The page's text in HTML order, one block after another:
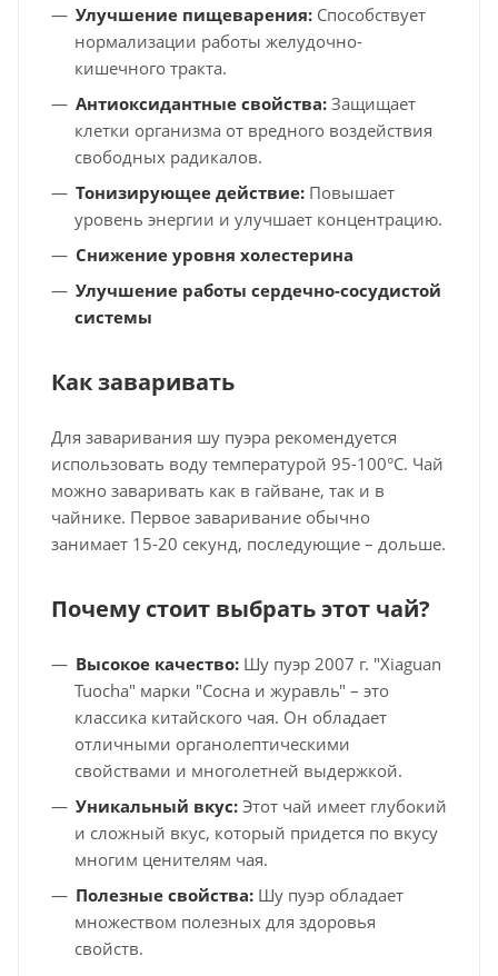
Улучшение пищеварения: Способствует
нормализации работы желудочно-
кишечного тракта.
Антиоксидантные свойства: Защищает
клетки организма от вредного воздействия
свободных радикалов.
Тонизирующее действие: Повышает
уровень энергии и улучшает концентрацию.
Снижение уровня холестерина
Улучшение работы сердечно-сосудистой
системы
Как заваривать
Для заваривания шу пуэра рекомендуется
использовать воду температурой 95-100°C. Чай
можно заваривать как в гайване, так и в
чайнике. Первое заваривание обычно
занимает 15-20 секунд, последующие – дольше.
Почему стоит выбрать этот чай?
Высокое качество: Шу пуэр 2007 г. "Xiaguan
Tuocha" марки "Сосна и журавль" – это
классика китайского чая. Он обладает
отличными органолептическими
свойствами и многолетней выдержкой.
Уникальный вкус: Этот чай имеет глубокий
и сложный вкус, который придется по вкусу
многим ценителям чая.
Полезные свойства: Шу пуэр обладает
множеством полезных для здоровья
свойств.